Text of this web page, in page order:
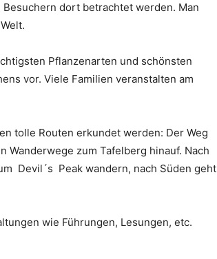
dort betrachtet werden. Man
Pflanzenarten und schönsten
vor. Viele Familien veranstalten am
tolle Routen erkundet werden: Der Weg
Wanderwege zum Tafelberg hinauf. Nach
Devil´s Peak wandern, nach Süden geht
wie Führungen, Lesungen, etc.